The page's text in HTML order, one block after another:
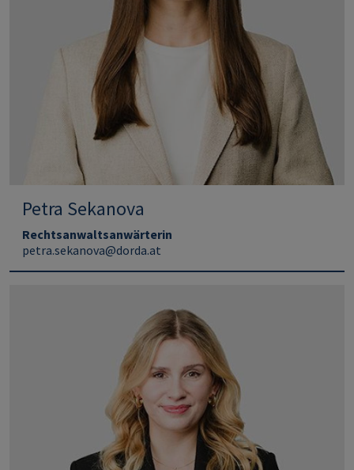
Petra Sekanova
Rechtsanwaltsanwärterin
petra.sekanova@dorda.at